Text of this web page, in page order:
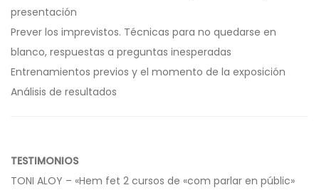
presentación
Prever los imprevistos. Técnicas para no quedarse en
blanco, respuestas a preguntas inesperadas
Entrenamientos previos y el momento de la exposición
Análisis de resultados
TESTIMONIOS
TONI ALOY – «Hem fet 2 cursos de «com parlar en públic»